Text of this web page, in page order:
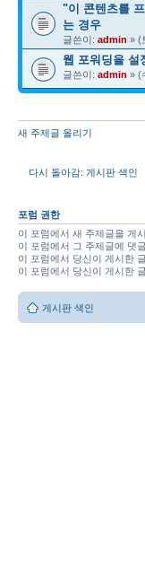
"이 콘텐츠를
는 경우
글쓴이: admin » (
웹 포워딩을 설
글쓴이: admin » (
새 주제글 올리기
다시 돌아감: 게시판 색인
포럼 권한
이 포럼에서 새 주제글을 게
이 포럼에서 그 주제글에 댓
이 포럼에서 당신이 게시한
이 포럼에서 당신이 게시한
게시판 색인